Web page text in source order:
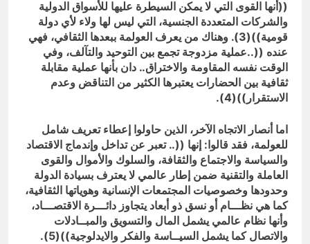
((أنها القوى التي لا يمكن السيطرة عليها للأسواق الدولية
والشركات المتعددة الجنسية، التي ليس لها ولاء لأي دولة
قومية))(3). وهناك من يعرف العولمة ببعدها الثقافي، فهي
عنده ((..عملية مزدوجة تجمع بين التوحيد والتآلف، وفي
الوقت نفسه المقاومة والاختراق.. دان بأنها عملية مقابلة
ثقافية بين الحضارات يعتبرها الكثير من التناقض وعدم
الاستقرار))(4).
اما أنصار الاتجاه الآخر، الذين حاولوا إعطاء تعريف شامل
للعولمة، فقد قالوا: إنها ((.. تعبر عن تداخل وإندماج الاقتصاد
والسياسة والاجتماع والثقافة، والسلوك والأموال والقوى
العاملة والتقنية ضمن إطار عالمي لا يعترف بسيادة الدولة
وحدودها وخصوصيات المجتمعات الإنسانية وهوياتها الثقافية،
كما هي نظـــام أو نسق ذو أبعاد يتجاوز دائـــرة الاقتصـــاد،
وأنها نظام عالمي يشمل المال والتسويق والمبــادلات
والاتصال كما يشمل السيــاسة والفكر والايدلوجية))(5).